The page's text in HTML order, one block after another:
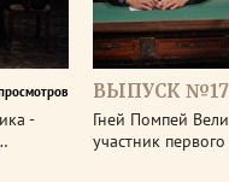
-
ВЫПУСК
Гней Помпей
участник